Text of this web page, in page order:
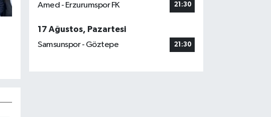
Amed - Erzurumspor FK 21:30
17 Ağustos, Pazartesi
Samsunspor - Göztepe
21:30